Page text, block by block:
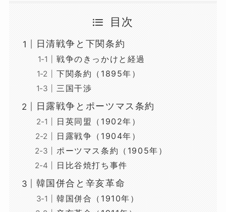
目次
日清戦争と下関条約
戦争のきっかけと経過
下関条約（1895年）
三国干渉
日露戦争とポーツマス条約
日英同盟（1902年）
日露戦争（1904年）
ポーツマス条約（1905年）
日比谷焼打ち事件
韓国併合と辛亥革命
韓国併合（1910年）